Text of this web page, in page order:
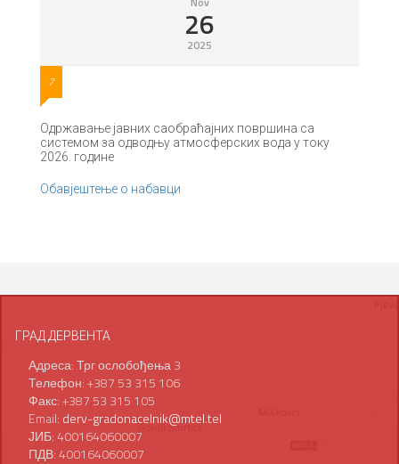
26
2025
7
Одржавање јавних саобраћајних површина са
системом за одводњу атмосферских вода у току
2026. године
Обавјештење о набавци
ГРАД ДЕРВЕНТА
Адреса: Трг ослобођења 3
Телефон: +387 53 315 106
Факс: +387 53 315 105
Email: derv-gradonacelnik@mtel.tel
ЈИБ: 400164060007
ПДВ: 400164060007